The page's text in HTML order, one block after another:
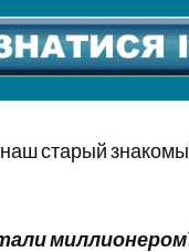
старый